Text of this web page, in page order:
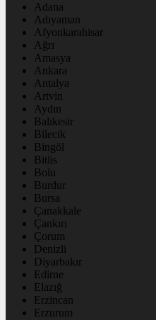
Adana
Adıyaman
Afyonkarahisar
Ağrı
Amasya
Ankara
Antalya
Artvin
Aydın
Balıkesir
Bilecik
Bingöl
Bitlis
Bolu
Burdur
Bursa
Çanakkale
Çankırı
Çorum
Denizli
Diyarbakır
Edirne
Elazığ
Erzincan
Erzurum